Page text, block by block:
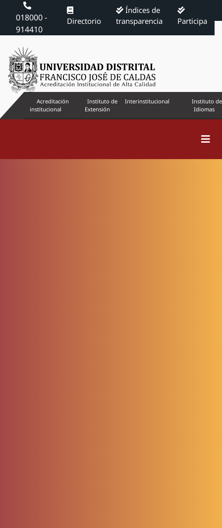
018000 -
914410
Directorio
Índices de
transparencia
Participa
Acreditación
institucional
Instituto de
Extensión
Interinstitucional
Instituto de
Idiomas